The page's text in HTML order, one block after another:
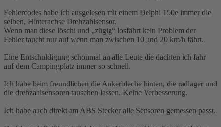
Fehlercodes habe ich ausgelesen mit einem Delphi 150e immer die
selben, Hinterachse Drehzahlsensor.
Wenn man diese löscht und „zügig“ losfährt kein Problem der
Fehler taucht nur auf wenn man zwischen 10 und 20 km/h fährt.
Eine Entschuldigung schonmal an alle Leute die dachten ich fahr
auf dem Campingplatz immer so schnell.
Ich habe beim freundlichen die Ankerbleche hinten, die radlager und
die drehzahlsensoren tauschen lassen. Keine Verbesserung.
Ich habe auch direkt am ABS Stecker alle Sensoren gemessen passt.